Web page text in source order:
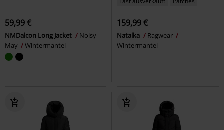
59,99 €
NMDalcon Long Jacket
Noisy
May
Wintermantel
159,99 €
Natalka
Ragwear
Wintermantel